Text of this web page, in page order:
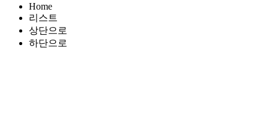
Home
리스트
상단으로
하단으로